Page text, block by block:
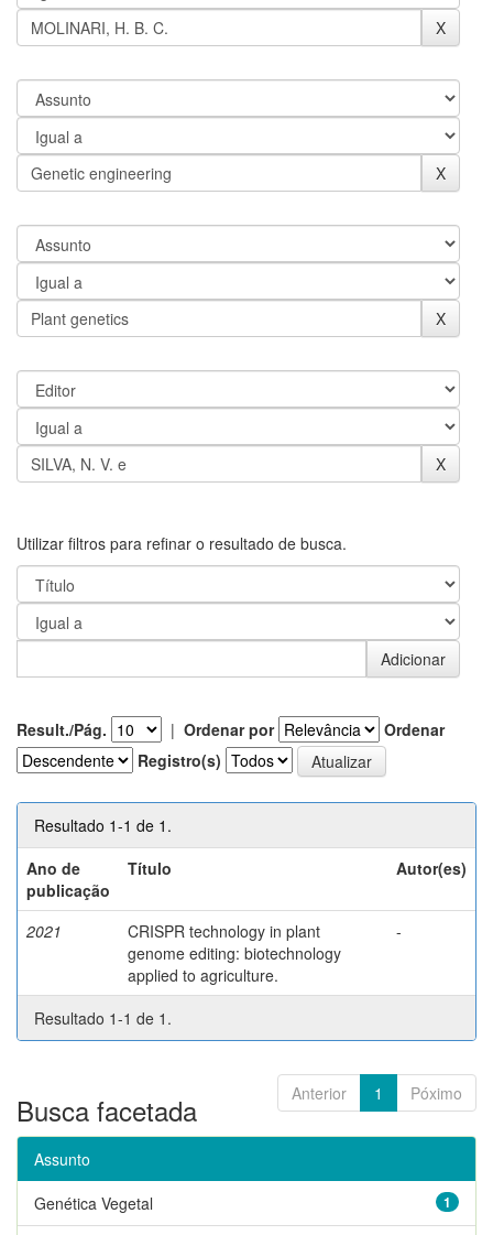
Utilizar filtros para refinar o resultado de busca.
Result./Pág. | Ordenar por
Ordenar
Registro(s)
Resultado 1-1 de 1.
Ano de
publicação
Título Autor(es)
2021
CRISPR technology in plant
genome editing: biotechnology
applied to agriculture.
-
Resultado 1-1 de 1.
Anterior 1 Póximo
Busca facetada
Assunto
1
Genética Vegetal